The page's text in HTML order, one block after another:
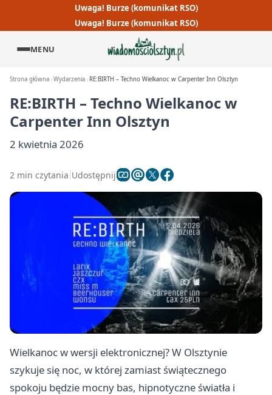
Uwaga! Burze (komunikat RSO)
Uwaga! Burze (komunikat RSO)
MENU
Strona główna Wydarzenia RE:BIRTH – Techno Wielkanoc w Carpenter Inn Olsztyn
RE:BIRTH – Techno Wielkanoc w
Carpenter Inn Olsztyn
2 kwietnia 2026
2 min czytania Udostępnij
Wielkanoc w wersji elektronicznej? W Olsztynie
szykuje się noc, w której zamiast świątecznego
spokoju będzie mocny bas, hipnotyczne światła i